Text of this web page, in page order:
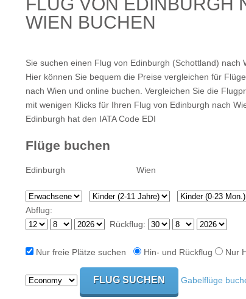
FLUG VON EDINBURGH
WIEN BUCHEN
Sie suchen einen Flug von Edinburgh (Schottland) nach
Hier können Sie bequem die Preise vergleichen für
nach Wien und online buchen. Vergleichen Sie die
mit wenigen Klicks für Ihren Flug von Edinburgh nach
Edinburgh hat den IATA Code EDI
Flüge buchen
Abflug:
Rückflug:
Nur freie Plätze suchen Hin- und Rückflug Nur
Gabelflüge